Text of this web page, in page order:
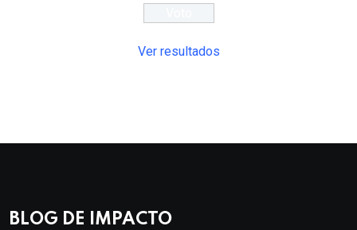
Ver resultados
BLOG DE IMPACTO